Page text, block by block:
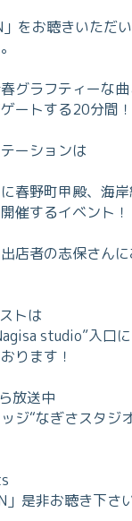
」をお聴きいただ
グラフティーな
ートする20分間！
ーションは
春野町甲殿、海
催するイベント！
店者の志保さん
トは
studio”入口
ります！
放送中
ジ“なぎさスタジ
」是非お聴き下さ